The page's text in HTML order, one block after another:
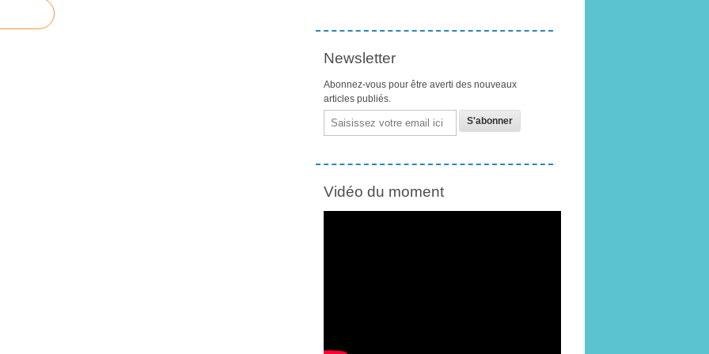
Newsletter
Abonnez-vous pour être averti des nouveaux
articles publiés.
Email
Vidéo du moment